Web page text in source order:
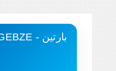
مباعدة GEBZE - بارتين